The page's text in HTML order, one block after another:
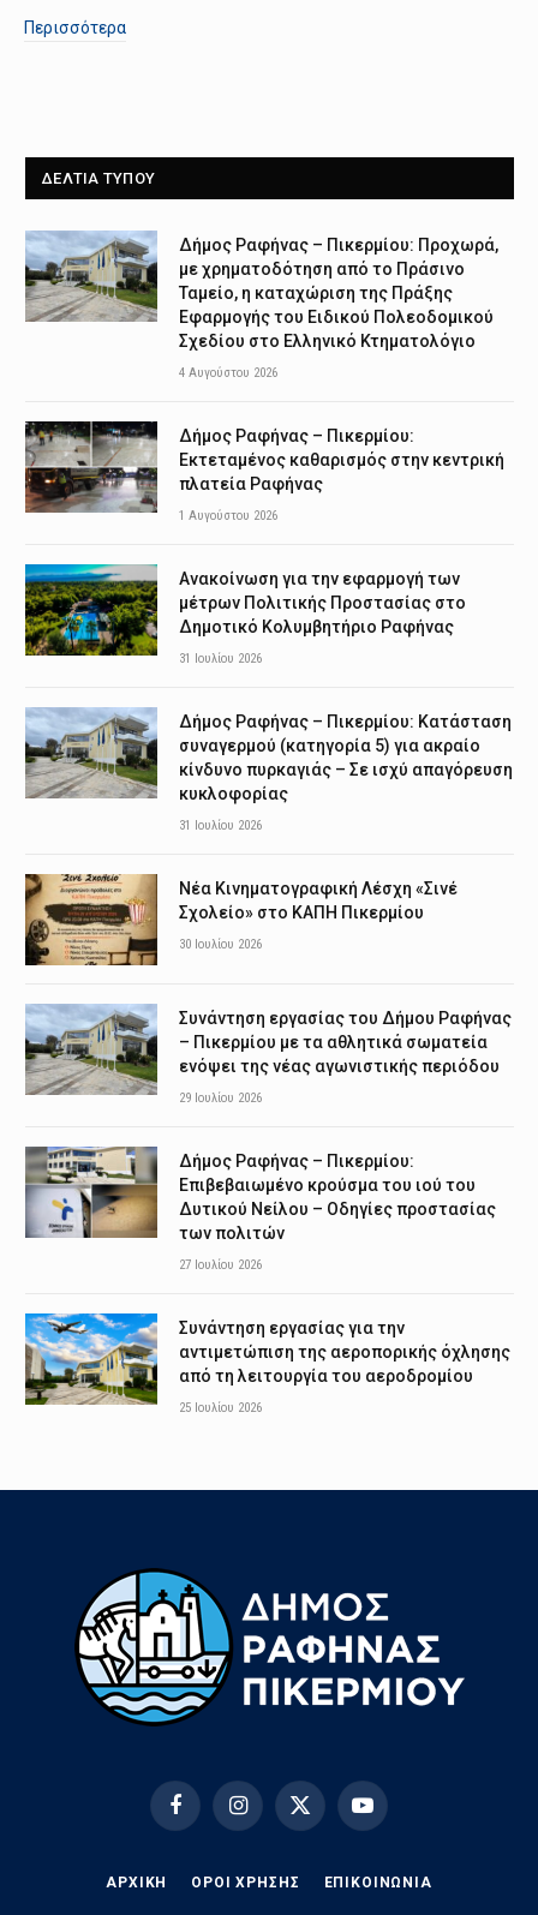
Περισσότερα
ΔΕΛΤΙΑ ΤΥΠΟΥ
Δήμος Ραφήνας – Πικερμίου: Προχωρά,
με χρηματοδότηση από το Πράσινο
Ταμείο, η καταχώριση της Πράξης
Εφαρμογής του Ειδικού Πολεοδομικού
Σχεδίου στο Ελληνικό Κτηματολόγιο
4 Αυγούστου 2026
Δήμος Ραφήνας – Πικερμίου:
Εκτεταμένος καθαρισμός στην κεντρική
πλατεία Ραφήνας
1 Αυγούστου 2026
Ανακοίνωση για την εφαρμογή των
μέτρων Πολιτικής Προστασίας στο
Δημοτικό Κολυμβητήριο Ραφήνας
31 Ιουλίου 2026
Δήμος Ραφήνας – Πικερμίου: Κατάσταση
συναγερμού (κατηγορία 5) για ακραίο
κίνδυνο πυρκαγιάς – Σε ισχύ απαγόρευση
κυκλοφορίας
31 Ιουλίου 2026
Νέα Κινηματογραφική Λέσχη «Σινέ
Σχολείο» στο ΚΑΠΗ Πικερμίου
30 Ιουλίου 2026
Συνάντηση εργασίας του Δήμου Ραφήνας
– Πικερμίου με τα αθλητικά σωματεία
ενόψει της νέας αγωνιστικής περιόδου
29 Ιουλίου 2026
Δήμος Ραφήνας – Πικερμίου:
Επιβεβαιωμένο κρούσμα του ιού του
Δυτικού Νείλου – Οδηγίες προστασίας
των πολιτών
27 Ιουλίου 2026
Συνάντηση εργασίας για την
αντιμετώπιση της αεροπορικής όχλησης
από τη λειτουργία του αεροδρομίου
25 Ιουλίου 2026
FacebookInstagramX
YouTube
ΑΡΧΙΚΗ ΟΡΟΙ ΧΡΗΣΗΣ EΠΙΚΟΙΝΩΝΊΑ